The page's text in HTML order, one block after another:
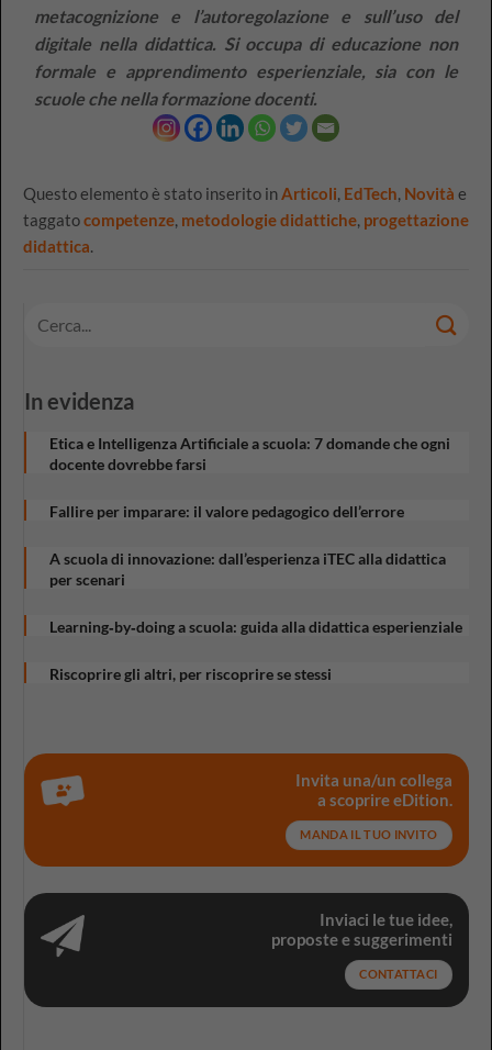
metacognizione e l’autoregolazione e sull’uso del
digitale nella didattica. Si occupa di educazione non
formale e apprendimento esperienziale, sia con le
scuole che nella formazione docenti.
Questo elemento è stato inserito inArticoli, EdTech, Novità e
taggatocompetenze, metodologie didattiche, progettazione
didattica.
In evidenza
Etica e Intelligenza Artificiale a scuola: 7 domande che ogni
docente dovrebbe farsi
Fallire per imparare: il valore pedagogico dell’errore
A scuola di innovazione: dall’esperienza iTEC alla didattica
per scenari
Learning‑by‑doing a scuola: guida alla didattica esperienziale
Riscoprire gli altri, per riscoprire se stessi
Invita una/un collega
a scoprire eDition.
MANDA IL TUO INVITO
Inviaci le tue idee,
proposte e suggerimenti
CONTATTACI